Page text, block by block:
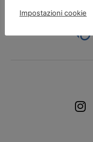
Impostazioni cookie